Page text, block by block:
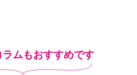
ラムもおすすめです